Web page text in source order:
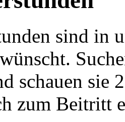
sind in
schauen
zum Beitritt